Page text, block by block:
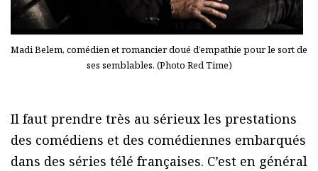
Madi Belem, comédien et romancier doué d’empathie pour le sort de
ses semblables. (Photo Red Time)
Il faut prendre très au sérieux les prestations
des comédiens et des comédiennes embarqués
dans des séries télé françaises. C’est en général